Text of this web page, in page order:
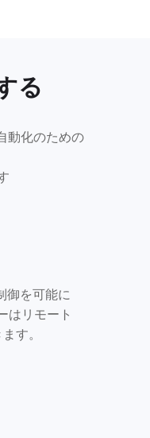
る
動化のための
御を可能に
はリモート
す。